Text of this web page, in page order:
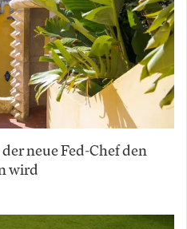
neue Fed-Chef den
wird